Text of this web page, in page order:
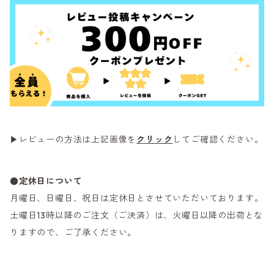
▶レビューの方法は上記画像を クリック してご確認ください。
●定休日について
月曜日、日曜日、祝日は定休日とさせていただいております。
土曜日13時以降のご注文（ご決済）は、火曜日以降の出荷とな
りますので、ご了承ください。